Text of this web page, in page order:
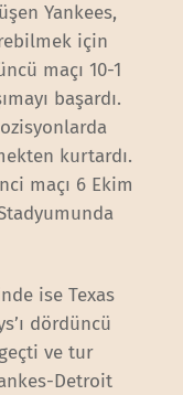
Yankees,
için
maçı 10-1
başardı.
kurtardı.
maçı 6 Ekim
ise Texas
dördüncü
ve tur
Detroit